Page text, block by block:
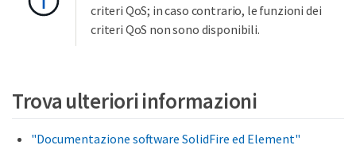
criteri QoS; in caso contrario, le funzioni dei
criteri QoS non sono disponibili.
Trova ulteriori informazioni
"Documentazione software SolidFire ed Element"